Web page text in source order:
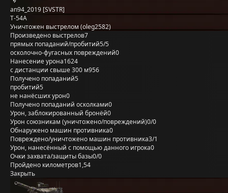
an94_2019 [SVSTR]
Т-54А
Уничтожен выстрелом (oleg2582)
Произведено выстрелов7
прямых попаданий/пробитий5/5
осколочно-фугасных повреждений0
Нанесение урона1624
с дистанции свыше 300 м956
Получено попаданий5
пробитий5
не нанёсших урон0
Получено попаданий осколками0
Урон, заблокированный бронёй0
Урон союзникам (уничтожено/повреждений)0/0
Обнаружено машин противника0
Повреждено/уничтожено машин противника3/1
Урон, нанесённый с помощью данного игрока0
Очки захвата/защиты базы0/0
Пройдено километров1,54
Закрыть